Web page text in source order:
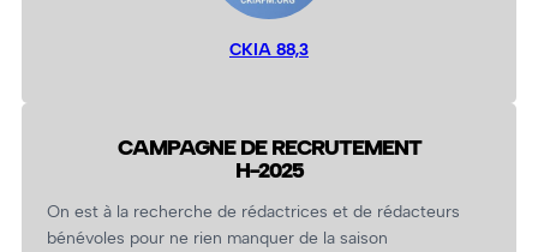
CKIA 88,3
CAMPAGNE DE RECRUTEMENT
H-2025
On est à la recherche de rédactrices et de rédacteurs
bénévoles pour ne rien manquer de la saison